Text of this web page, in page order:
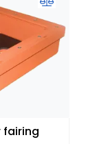
fairing